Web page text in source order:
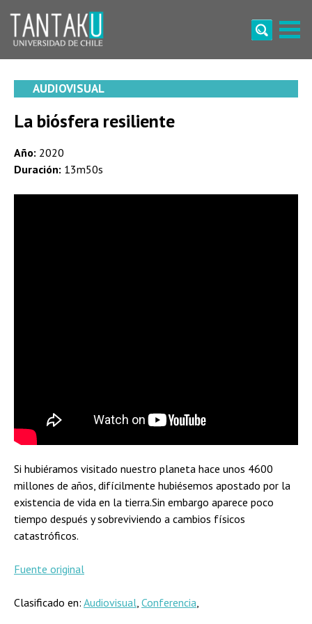
content
AUDIOVISUAL
La biósfera resiliente
Año: 2020
Duración: 13m50s
Si hubiéramos visitado nuestro planeta hace unos 4600
millones de años, difícilmente hubiésemos apostado por la
existencia de vida en la tierra.Sin embargo aparece poco
tiempo después y sobreviviendo a cambios físicos
catastróficos.
Fuente original
Clasificado en: Audiovisual, Conferencia,